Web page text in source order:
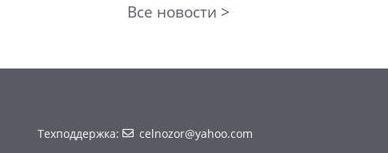
Все новости >
Техподдержка: celnozor@yahoo.com